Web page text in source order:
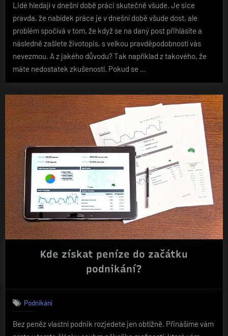
Lidé hledají v dnešní době práci skutečně všude. Je sice
pravda, že nabídek práce je v dnešní době všude dost, ale
problém spočívá v tom, že když se na daný post přihlásíte a
následně zašlete životopis, s velkou pravděpodobností vás
nevezmou. A z jakého důvodu? Tak například z takového, že
máte nedostatek zkušeností. Pokud se …
Kde získat peníze do začátku
podnikání?
Podnikání
Bez peněz vlastní podnik rozjedete jen obtížně. Přinášíme vám